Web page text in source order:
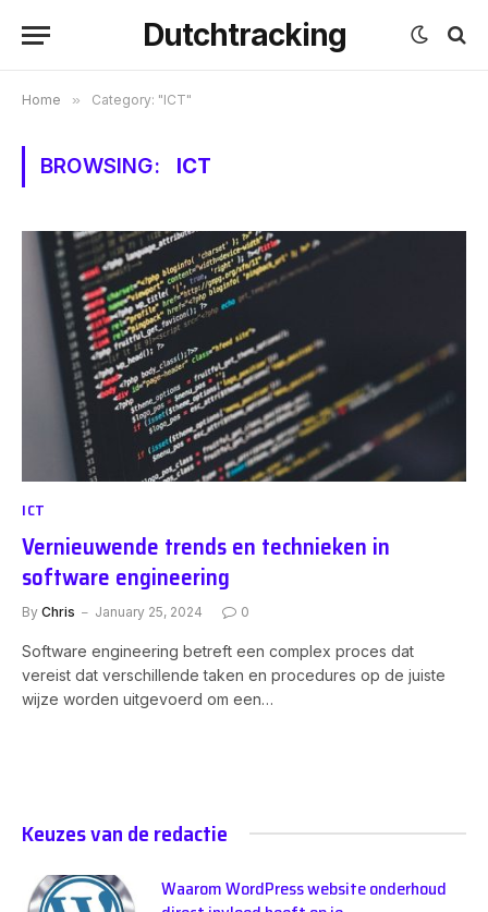
Dutchtracking
Home » Category: "ICT"
BROWSING: ICT
ICT
Vernieuwende trends en technieken in
software engineering
By Chris January 25, 2024 0
Software engineering betreft een complex proces dat
vereist dat verschillende taken en procedures op de juiste
wijze worden uitgevoerd om een…
Keuzes van de redactie
Waarom WordPress website onderhoud